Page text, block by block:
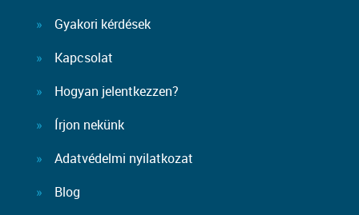
Gyakori kérdések
Kapcsolat
Hogyan jelentkezzen?
Írjon nekünk
Adatvédelmi nyilatkozat
Blog